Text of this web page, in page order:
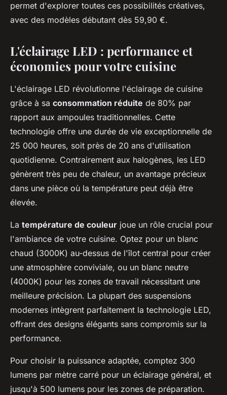
permet d'explorer toutes ces possibilités créatives,
avec des modèles débutant dès 59,90 €.
L'éclairage LED : performance et
économies pour votre cuisine
L'éclairage LED révolutionne l'éclairage de cuisine
grâce à sa consommation réduite de 80% par
rapport aux ampoules traditionnelles. Cette
technologie offre une durée de vie exceptionnelle de
25 000 heures, soit près de 20 ans d'utilisation
quotidienne. Contrairement aux halogènes, les LED
génèrent très peu de chaleur, un avantage précieux
dans une pièce où la température peut déjà être
élevée.
La température de couleur joue un rôle crucial pour
l'ambiance de votre cuisine. Optez pour un blanc
chaud (3000K) au-dessus de l'îlot central pour créer
une atmosphère conviviale, ou un blanc neutre
(4000K) pour les zones de travail nécessitant une
meilleure précision. La plupart des suspensions
modernes intègrent parfaitement la technologie LED,
offrant des designs élégants sans compromis sur la
performance.
Pour choisir la puissance adaptée, comptez 300
lumens par mètre carré pour un éclairage général, et
jusqu'à 500 lumens pour les zones de préparation.